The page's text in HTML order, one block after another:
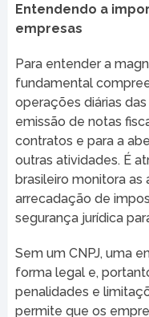
Entendendo a
empresas
Para entender a
fundamental
operações diárias
emissão de notas
contratos e para a
outras atividades. É
brasileiro monitora
arrecadação de
segurança jurídica
Sem um CNPJ, uma
forma legal e,
penalidades e
permite que os